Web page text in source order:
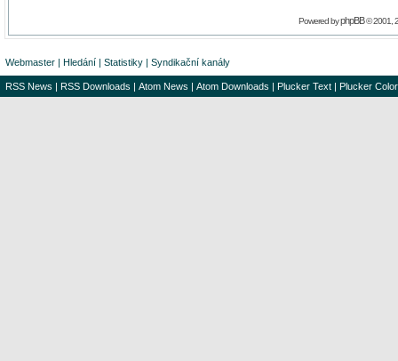
Powered byphpBB© 2001,
Webmaster | Hledání | Statistiky | Syndikační kanály
RSS News | RSS Downloads | Atom News | Atom Downloads | Plucker Text | Plucker Color